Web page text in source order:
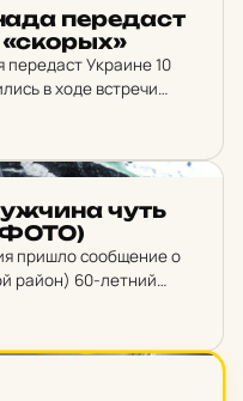
пе­ре­даст
передаст Украине 10
в ходе встречи
«Ukraine Appeal»
Джоном Холуком. «Эти…
чуть
пришло сообщение о
район) 60-летний
службы…